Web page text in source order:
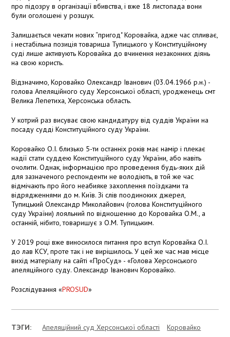
про підозру в організації вбивства, і вже 18 листопада вони
були оголошені у розшук.
Залишається чекати нових “пригод" Коровайка, адже час спливає,
і нестабільна позиція товариша Тупицького у Конституційному
суді лише активують Коровайка до вчинення незаконних діянь
на свою користь.
Відзначимо, Коровайко Олександр Іванович (03.04.1966 р.н.) -
голова Апеляційного суду Херсонської області, уродженець смт
Велика Лепетиха, Херсонська область.
У котрий раз висуває свою кандидатуру від суддів України на
посаду судді Конституційного суду України.
Коровайко О.І. близько 5-ти останніх років має намір і плекає
надії стати суддею Конституційного суду України, або навіть
очолити. Однак, інформацією про проведення будь-яких дій
для зазначеного респонденти не володіють, в той же час
відмічають про його неабияке захоплення поїздками та
відрядженнями до м. Київ. Зі слів поодиноких джерел,
Тупицький Олександр Миколайович (голова Конституційного
суду України) лояльний по відношенню до Коровайка О.М., а
останній, нібито, товаришує з О.М. Тупицьким.
У 2019 році вже виносилося питання про вступ Коровайка О.І.
до лав КСУ, проте так і не вирішилось. У цей же час мав місце
вихід матеріалу на сайті «ПроСуд» - «Голова Херсонського
апеляційного суду. Олександр Іванович Коровайко.
Розслідування «PROSUD»
ТЭГИ: Апеляційний суд Херсонської області Коровайко